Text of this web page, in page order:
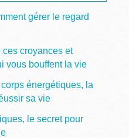
gérer le regard
croyances et
vous bouffent la vie
énergétiques, la
sa vie
le secret pour